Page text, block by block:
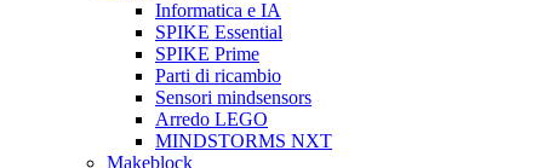
Informatica e IA
SPIKE Essential
SPIKE Prime
Parti di ricambio
Sensori mindsensors
Arredo LEGO
MINDSTORMS NXT
Makeblock